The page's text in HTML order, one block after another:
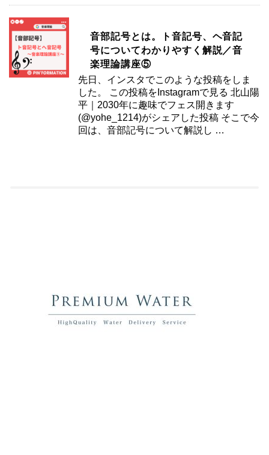
音部記号とは。ト音記号、ヘ音記
号についてわかりやすく解説／音
楽理論講座⑤
先日、インスタでこのような投稿をしま
した。 この投稿をInstagramで見る 北山陽
平｜2030年に趣味でフェス開きます
(@yohe_1214)がシェアした投稿 そこで今
回は、音部記号について解説し …